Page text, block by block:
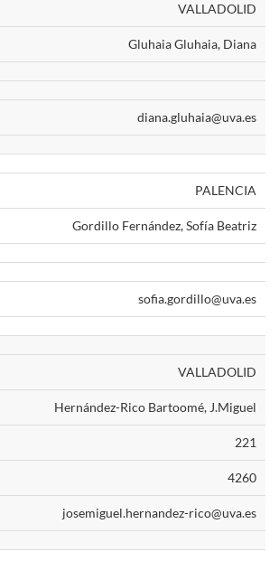
VALLADOLID
Gluhaia Gluhaia, Diana
diana.gluhaia@uva.es
PALENCIA
Gordillo Fernández, Sofía Beatriz
sofia.gordillo@uva.es
VALLADOLID
Hernández-Rico Bartoomé, J.Miguel
221
4260
josemiguel.hernandez-rico@uva.es